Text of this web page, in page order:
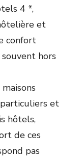
4 *,
et
confort
hors
et
hôtels,
de ces
pas